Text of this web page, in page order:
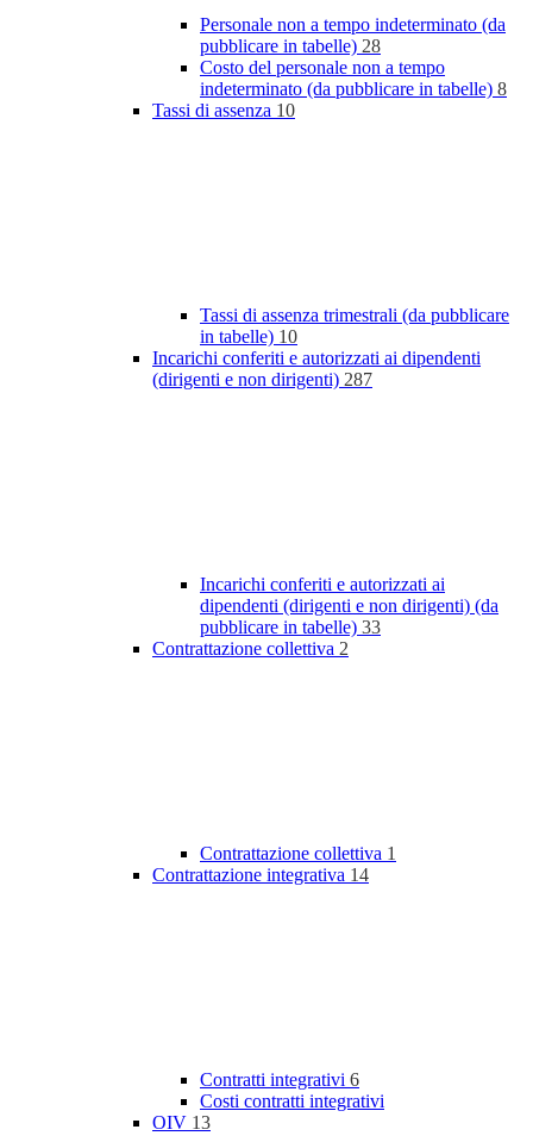
Personale non a tempo indeterminato (da
pubblicare in tabelle) 28
Costo del personale non a tempo
indeterminato (da pubblicare in tabelle) 8
Tassi di assenza 10
Tassi di assenza trimestrali (da pubblicare
in tabelle) 10
Incarichi conferiti e autorizzati ai dipendenti
(dirigenti e non dirigenti) 287
Incarichi conferiti e autorizzati ai
dipendenti (dirigenti e non dirigenti) (da
pubblicare in tabelle) 33
Contrattazione collettiva 2
Contrattazione collettiva 1
Contrattazione integrativa 14
Contratti integrativi 6
Costi contratti integrativi
OIV 13